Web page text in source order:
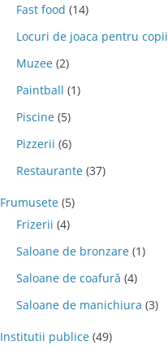
Fast food (14)
Locuri de joaca pentru copii
Muzee (2)
Paintball (1)
Piscine (5)
Pizzerii (6)
Restaurante (37)
Frumusete (5)
Frizerii (4)
Saloane de bronzare (1)
Saloane de coafură (4)
Saloane de manichiura (3)
Institutii publice (49)